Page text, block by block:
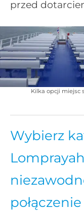
przed
Kilka opcji miejsc
Wybierz